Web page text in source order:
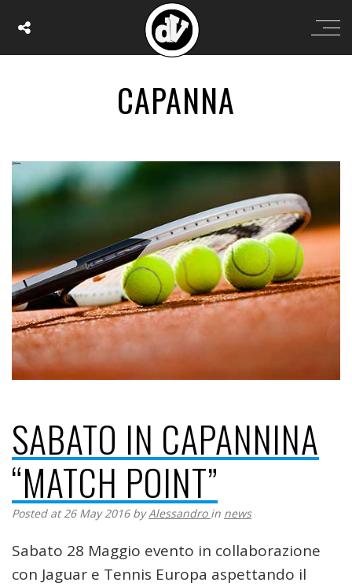
CAPANNA
SABATO IN CAPANNINA
“MATCH POINT”
Posted at 26 May 2016 byAlessandro in news
Sabato 28 Maggio evento in collaborazione
con Jaguar e Tennis Europa aspettando il